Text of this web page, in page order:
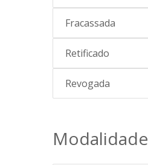
Fracassada
Retificado
Revogada
Modalidade